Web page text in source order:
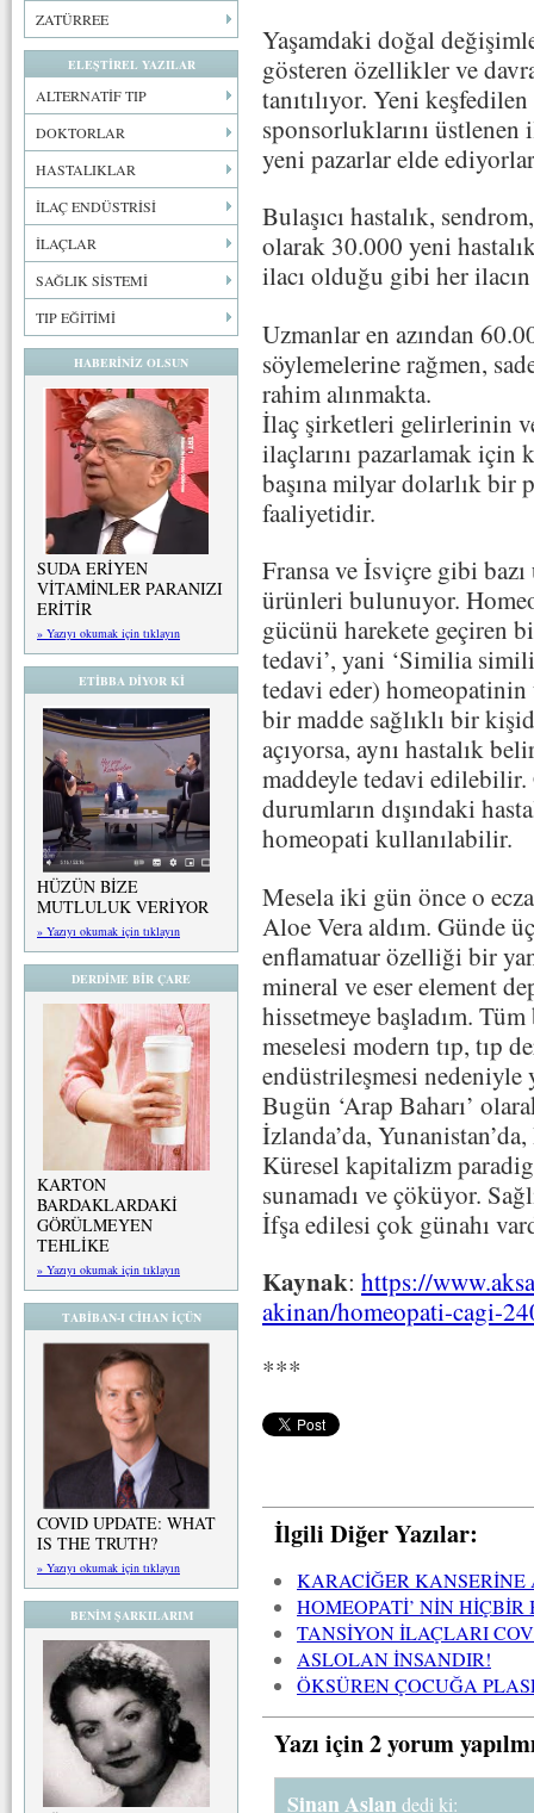
ZATÜRREE
ELEŞTİREL YAZILAR
ALTERNATİF TIP
DOKTORLAR
HASTALIKLAR
İLAÇ ENDÜSTRİSİ
İLAÇLAR
SAĞLIK SİSTEMİ
TIP EĞİTİMİ
HABERİNİZ OLSUN
SUDA ERİYEN
VİTAMİNLER PARANIZI
ERİTİR
» Yazıyı okumak için tıklayın
ETİBBA DİYOR Kİ
HÜZÜN BİZE
MUTLULUK VERİYOR
» Yazıyı okumak için tıklayın
DERDİME BİR ÇARE
KARTON
BARDAKLARDAKİ
GÖRÜLMEYEN
TEHLİKE
» Yazıyı okumak için tıklayın
TABİBAN-I CİHAN İÇÜN
COVID UPDATE: WHAT
IS THE TRUTH?
» Yazıyı okumak için tıklayın
BENİM ŞARKILARIM
Yaşamdaki doğal
gösteren özellikler ve
tanıtılıyor. Yeni
sponsorluklarını
yeni pazarlar elde
Bulaşıcı hastalık,
olarak 30.000 yeni
ilacı olduğu gibi her
Uzmanlar en azından
söylemelerine rağmen,
rahim alınmakta.
İlaç şirketleri gelirlerinin
ilaçlarını pazarlamak için
başına milyar dolarlık bir
faaliyetidir.
Fransa ve İsviçre gibi
ürünleri bulunuyor.
gücünü harekete geçiren
tedavi’, yani ‘Similia
tedavi eder) homeopatinin
bir madde sağlıklı bir
açıyorsa, aynı hastalık
maddeyle tedavi
durumların dışındaki
homeopati kullanılabilir.
Mesela iki gün önce o
Aloe Vera aldım. Günde
enflamatuar özelliği bir
mineral ve eser element
hissetmeye başladım.
meselesi modern tıp, tıp
endüstrileşmesi nedeniyle
Bugün ‘Arap Baharı’
İzlanda’da,
Küresel kapitalizm
sunamadı ve çöküyor.
İfşa edilesi çok günahı
Kaynak: https://
akinan/homeopati-cagi-
***
İlgili Diğer Yazılar:
KARACİĞER
HOMEOPATİ’ NİN
TANSİYON İLAÇLARI
ASLOLAN İNSANDIR!
ÖKSÜREN ÇOCUĞA
Yazı için 2 yorum
Sinan Aslandedi ki: